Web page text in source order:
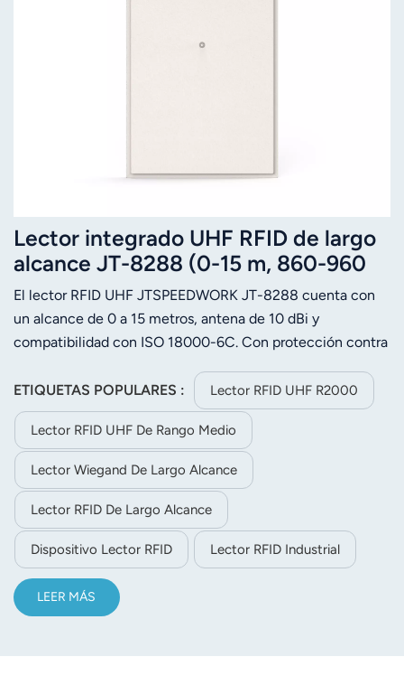
Lector integrado UHF RFID de largo
alcance JT-8288 (0-15 m, 860-960
MHz)
El lector RFID UHF JTSPEEDWORK JT-8288 cuenta con
un alcance de 0 a 15 metros, antena de 10 dBi y
compatibilidad con ISO 18000-6C. Con protección contra
para vehículos, control de acceso y gestión logística.
ETIQUETAS POPULARES : Lector RFID UHF R2000
Lector RFID UHF De Rango Medio
Lector Wiegand De Largo Alcance
Lector RFID De Largo Alcance
Dispositivo Lector RFID Lector RFID Industrial
LEER MÁS